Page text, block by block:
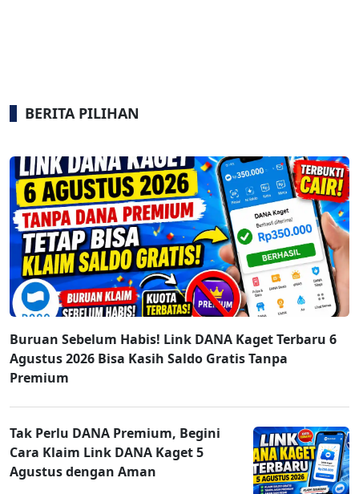
BERITA PILIHAN
Buruan Sebelum Habis! Link DANA Kaget Terbaru 6
Agustus 2026 Bisa Kasih Saldo Gratis Tanpa
Premium
Tak Perlu DANA Premium, Begini
Cara Klaim Link DANA Kaget 5
Agustus dengan Aman